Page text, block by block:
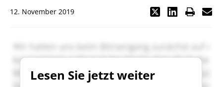
12. November 2019
Lesen Sie jetzt weiter